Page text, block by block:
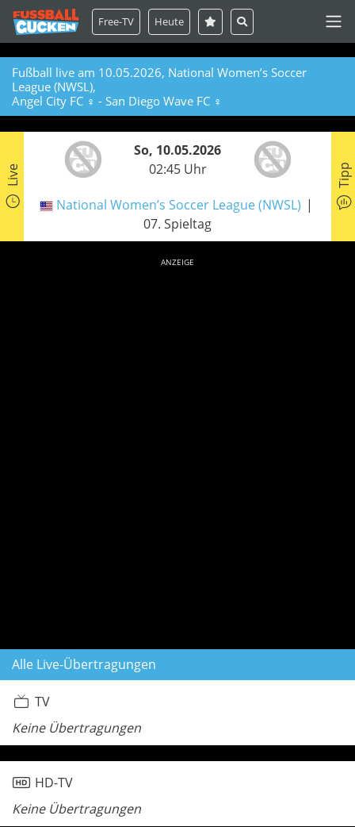
Free-TV Heute
Fußball live am 10.05.2026, National Women’s Soccer
League (NWSL),
Angel City FC ♀ - San Diego Wave FC ♀
Live
So, 10.05.2026
02:45 Uhr
National Women’s Soccer League (NWSL)
07. Spieltag
Tipp
ANZEIGE
Alle Live-Übertragungen
TV
Keine Übertragungen
HD-TV
Keine Übertragungen